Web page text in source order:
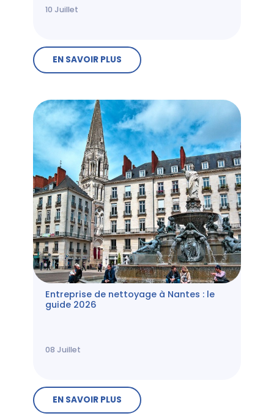
10 Juillet
EN SAVOIR PLUS
Entreprise de nettoyage à Nantes : le
guide 2026
08 Juillet
EN SAVOIR PLUS